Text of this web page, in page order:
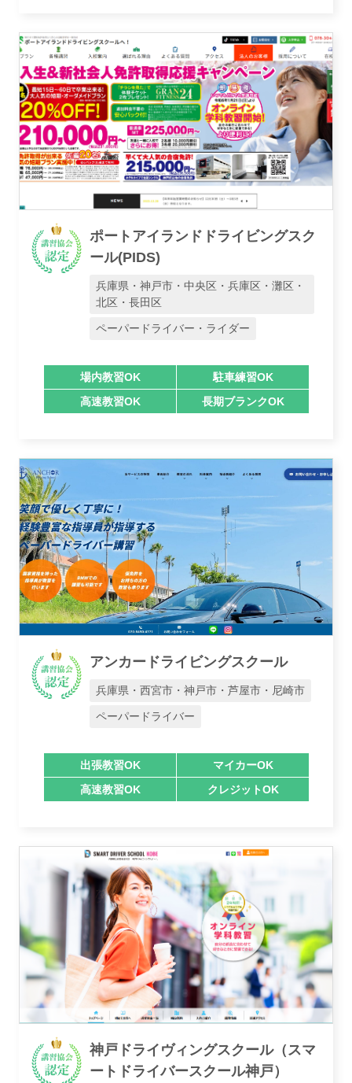
ポートアイランドドライビングスク
ール(PIDS)
兵庫県・神戸市・中央区・兵庫区・灘区・
北区・長田区
ペーパードライバー・ライダー
場内教習OK
駐車練習OK
高速教習OK
長期ブランクOK
アンカードライビングスクール
兵庫県・西宮市・神戸市・芦屋市・尼崎市
ペーパードライバー
出張教習OK
マイカーOK
高速教習OK
クレジットOK
神戸ドライヴィングスクール（スマ
ートドライバースクール神戸）